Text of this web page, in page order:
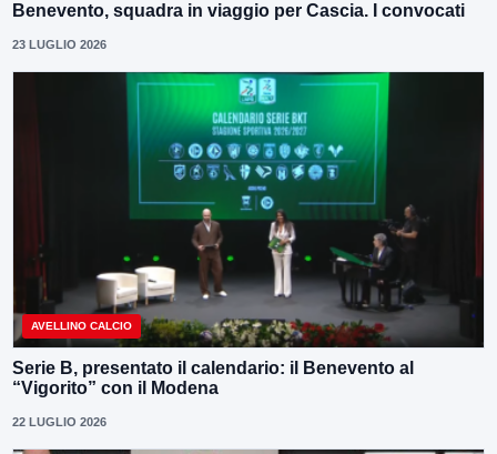
Benevento, squadra in viaggio per Cascia. I convocati
23 LUGLIO 2026
AVELLINO CALCIO
Serie B, presentato il calendario: il Benevento al
“Vigorito” con il Modena
22 LUGLIO 2026